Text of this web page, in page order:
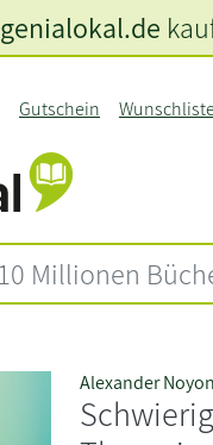
Gutschein
genialokal.de
Alexander Noyon